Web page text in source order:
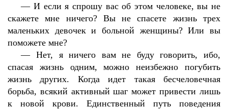
—И если я спрошу вас об этом человеке, вы не
скажете мне ничего? Вы не спасете жизнь трех
маленьких девочек и больной женщины? Или вы
поможете мне?
—Нет, я ничего вам не буду говорить, ибо,
спасая жизнь одним, можно неизбежно погубить
жизнь других. Когда идет такая бесчеловечная
борьба, всякий активный шаг может привести лишь
к новой крови. Единственный путь поведения